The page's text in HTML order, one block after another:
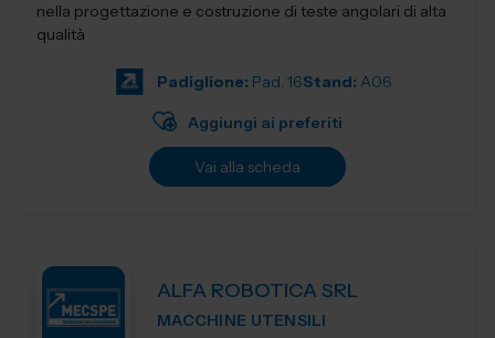
nella progettazione e costruzione di teste angolari di alta
qualità
Padiglione: Pad. 16Stand: A06
Aggiungi ai preferiti
Vai alla scheda
ALFA ROBOTICA SRL
MACCHINE UTENSILI